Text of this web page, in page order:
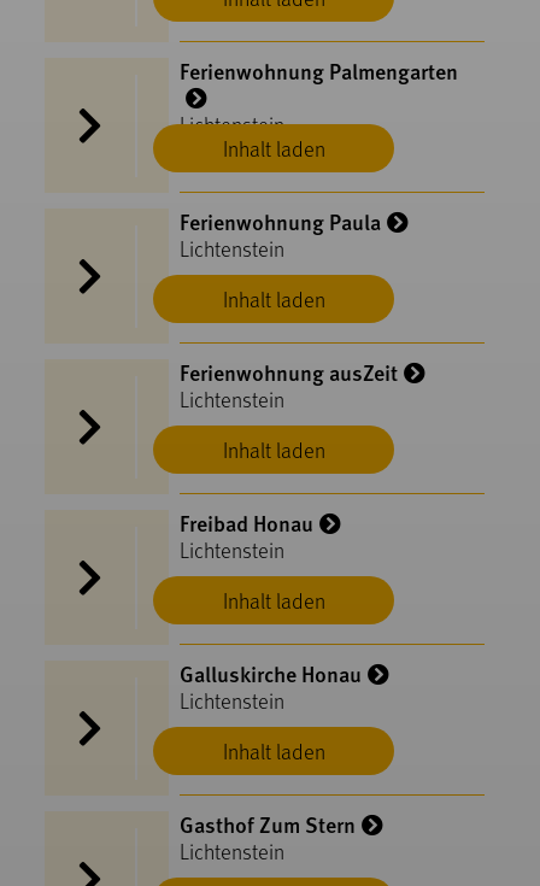
Inhalt laden
Ferienwohnung Palmengarten
Lichtenstein
Inhalt laden
Ferienwohnung Paula
Lichtenstein
Inhalt laden
Ferienwohnung ausZeit
Lichtenstein
Inhalt laden
Freibad Honau
Lichtenstein
Inhalt laden
Galluskirche Honau
Lichtenstein
Gasthof Zum Stern
Lichtenstein